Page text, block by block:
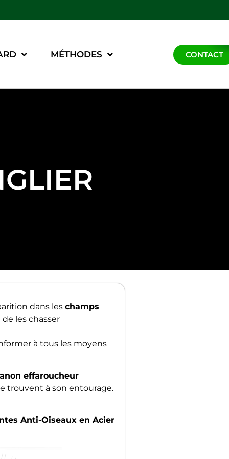
MÉTHODES CONTACT
dans les champs
les chasser
à tous les moyens
effaroucheur
trouvent à son entourage.
Anti-Oiseaux en Acier